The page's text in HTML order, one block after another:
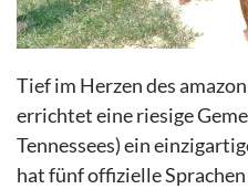
Tief im Herzen des
errichtet eine riesige
Tennessees) ein
hat fünf offizielle